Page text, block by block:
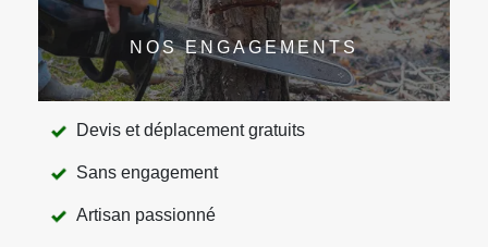
NOS ENGAGEMENTS
Devis et déplacement gratuits
Sans engagement
Artisan passionné